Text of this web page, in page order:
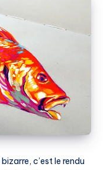
c’est le rendu